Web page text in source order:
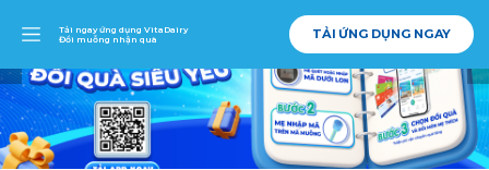
Tải ngay ứng dụng VitaDairy
Đổi muỗng nhận quà
TẢI ỨNG DỤNG NGAY